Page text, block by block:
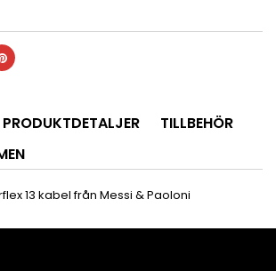
PRODUKTDETALJER
TILLBEHÖR
13 kabel från Messi & Paoloni